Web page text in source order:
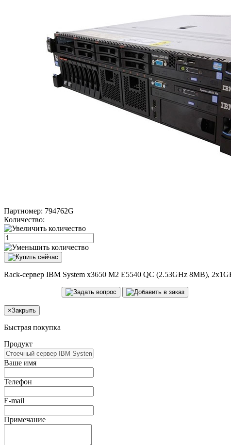
Партномер: 794762G
Количество:
Rack-сервер IBM System x3650 M2 E5540 QC (2.53GHz 8MB),
×Закрыть
Быстрая покупка
Продукт
Ваше имя
Телефон
E-mail
Примечание